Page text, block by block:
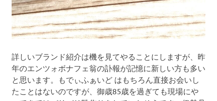
詳しいブランド紹介は機を見てやることにしますが、昨
年のエンツォボナフェ翁の訃報が記憶に新しい方も多い
と思います。もでぃふぁいど はもちろん直接お会いし
たことはないのですが、御歳85歳を過ぎても現場にや